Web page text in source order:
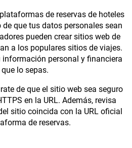
de reservas de hoteles
que tus datos personales sean
pueden crear sitios web de
a los populares sitios de viajes.
personal y financiera
lo sepas.
de que el sitio web sea seguro
en la URL. Además, revisa
sitio coincida con la URL oficial
de reservas.